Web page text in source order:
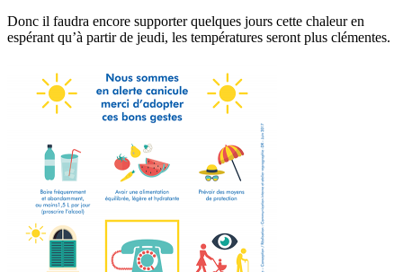
Donc il faudra encore supporter quelques jours cette chaleur en
espérant qu’à partir de jeudi, les températures seront plus clémentes.